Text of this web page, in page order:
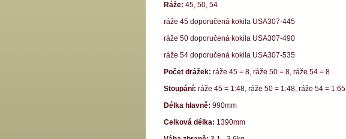
Ráže: 45, 50, 54
ráže 45 doporučená kokila USA307-445
ráže 50 doporučená kokila USA307-490
ráže 54 doporučená kokila USA307-535
Počet drážek: ráže 45 = 8, ráže 50 = 8, ráže 54 = 8
Stoupání: ráže 45 = 1:48, ráže 50 = 1:48, ráže 54 = 1:65
Délka hlavně: 990mm
Celková délka: 1390mm